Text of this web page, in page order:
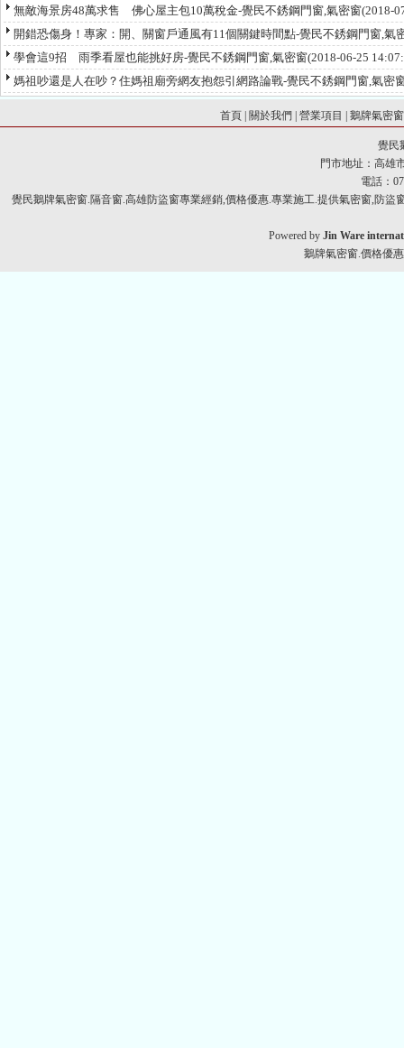
無敵海景房48萬求售 佛心屋主包10萬稅金-覺民不銹鋼門窗,氣密窗(2018-
開錯恐傷身！專家：開、關窗戶通風有11個關鍵時間點-覺民不銹鋼門窗,氣
學會這9招 雨季看屋也能挑好房-覺民不銹鋼門窗,氣密窗(2018-06-25
媽祖吵還是人在吵？住媽祖廟旁網友抱怨引網路論戰-覺民不銹鋼門窗,氣密
首頁 關於我們 |營業項目 |鵝牌氣密窗
覺民
門市地址：高雄
電話：
覺民鵝牌氣密窗.隔音窗.高雄防盜窗專業經銷,價格優惠.專業施工.提供氣密窗,防
Powered byJin Ware
鵝牌氣密窗.價格優